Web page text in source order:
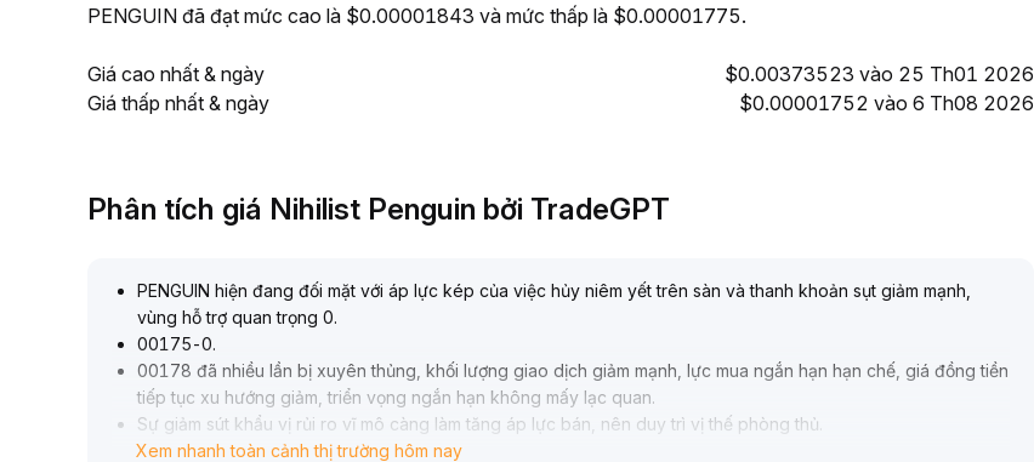
PENGUIN đã đạt mức cao là $0.00001843 và mức thấp là $0.00001775.
Giá cao nhất & ngày
$0.00373523 vào 25 Th01 2026
Giá thấp nhất & ngày
$0.00001752 vào 6 Th08 2026
Phân tích giá Nihilist Penguin bởi TradeGPT
PENGUIN hiện đang đối mặt với áp lực kép của việc hủy niêm yết trên sàn và thanh khoản sụt giảm mạnh,
vùng hỗ trợ quan trọng 0.
00175-0.
00178 đã nhiều lần bị xuyên thủng, khối lượng giao dịch giảm mạnh, lực mua ngắn hạn hạn chế, giá đồng tiền
tiếp tục xu hướng giảm, triển vọng ngắn hạn không mấy lạc quan.
Sự giảm sút khẩu vị rủi ro vĩ mô càng làm tăng áp lực bán, nên duy trì vị thế phòng thủ
Về trung hạn, Pudgy Penguins xây dựng giá trị tăng trưởng bền vững thông qua chuyển đổi thương hiệu, mở
Xem nhanh toàn cảnh thị trường hôm nay